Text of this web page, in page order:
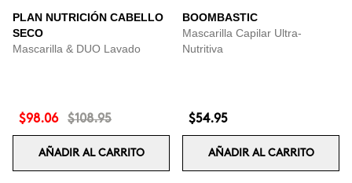
PLAN NUTRICIÓN CABELLO
SECO
Mascarilla & DUO Lavado
$98.06 $108.95
AÑADIR AL CARRITO
BOOMBASTIC
Mascarilla Capilar Ultra-
Nutritiva
$54.95
AÑADIR AL CARRITO